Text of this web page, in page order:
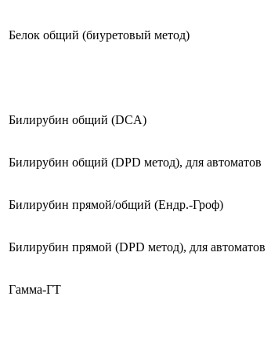
Белок общий (биуретовый метод)
Билирубин общий (DCA)
Билирубин общий (DPD метод), для автоматов
Билирубин прямой/общий (Ендр.-Гроф)
Билирубин прямой (DPD метод), для автоматов
Гамма-ГТ